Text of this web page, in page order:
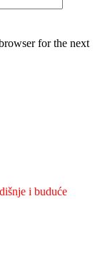
for the next
i buduće